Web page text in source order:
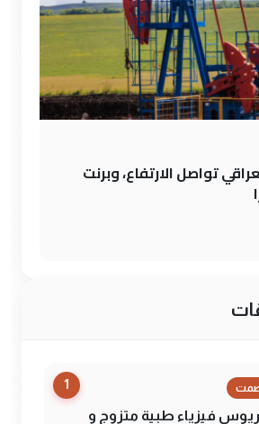
تواصل الارتفاع، وبرنت
1
فيزياء طبية متزوج و